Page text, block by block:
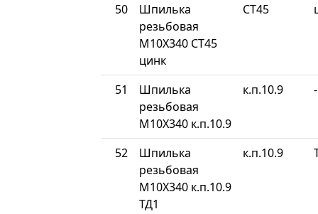
50
Шпилька
резьбовая
М10Х340 СТ45
цинк
СТ45
51
Шпилька
резьбовая
М10Х340 к.п.10.9
к.п.10.9 -
52
Шпилька
резьбовая
М10Х340 к.п.10.9
ТД1
к.п.10.9